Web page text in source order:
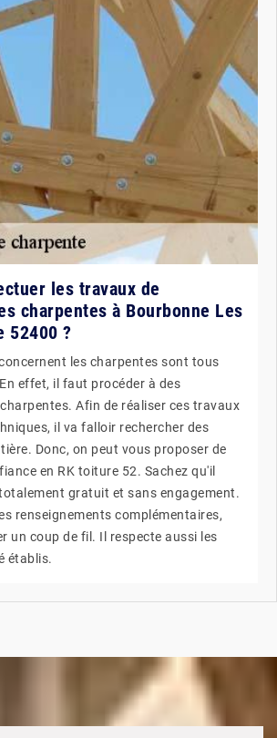
les travaux de
charpentes à Bourbonne Les
52400 ?
les charpentes sont tous
effet, il faut procéder à des
Afin de réaliser ces travaux
il va falloir rechercher des
Donc, on peut vous proposer de
en RK toiture 52. Sachez qu'il
gratuit et sans engagement.
renseignements complémentaires,
un coup de fil. Il respecte aussi les
établis.